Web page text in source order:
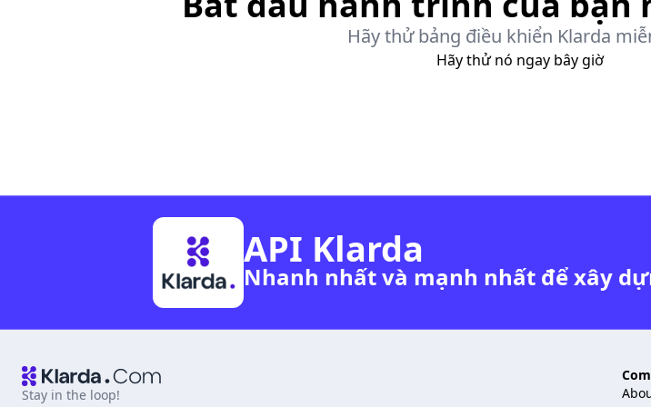
Hãy thử bảng điều khiển Klarda
Hãy thử nó ngay bây giờ
API Klarda
Nhanh nhất và mạnh nhất để xây
Stay in the loop!